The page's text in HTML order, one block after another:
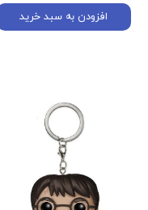
افزودن به سبد خرید